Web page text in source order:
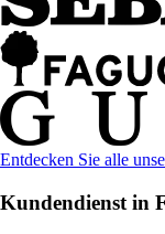
Entdecken Sie alle
Kundendienst in